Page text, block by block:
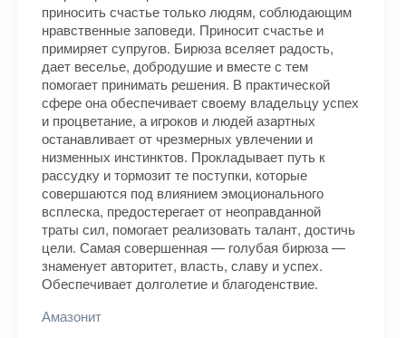
приносить счастье только людям, соблюдающим
нравственные заповеди. Приносит счастье и
примиряет супругов. Бирюза вселяет радость,
дает веселье, добродушие и вместе с тем
помогает принимать решения. В практической
сфере она обеспечивает своему владельцу успех
и процветание, а игроков и людей азартных
останавливает от чрезмерных увлечении и
низменных инстинктов. Прокладывает путь к
рассудку и тормозит те поступки, которые
совершаются под влиянием эмоционального
всплеска, предостерегает от неоправданной
траты сил, помогает реализовать талант, достичь
цели. Самая совершенная — голубая бирюза —
знаменует авторитет, власть, славу и успех.
Обеспечивает долголетие и благоденствие.
Амазонит